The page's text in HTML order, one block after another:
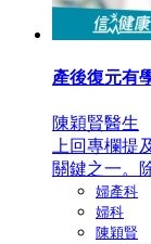
產後復元有
陳穎賢醫生
上回專欄提
關鍵之一。
婦產科
婦科
陳穎賢